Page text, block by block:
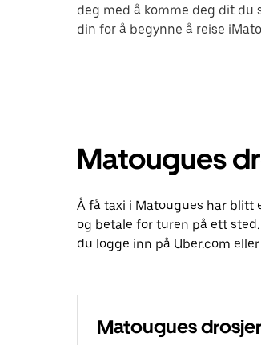
deg med å komme deg dit du
din for å begynne å reise
Matougues
Å få taxi i Matougues har blitt
og betale for turen på ett
du logge inn på Uber.com
Matougues drosjer